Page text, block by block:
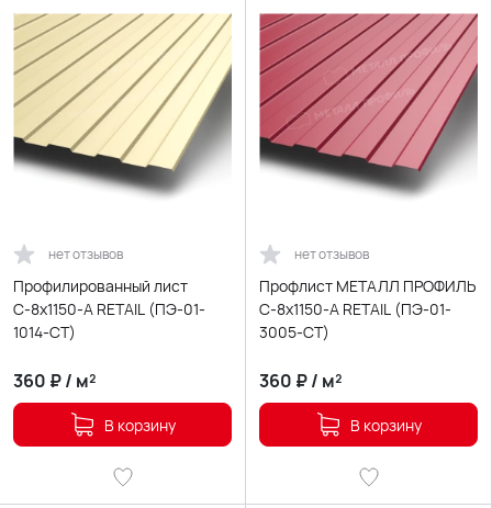
нет отзывов
Профилированный лист
С-8х1150-A RETAIL (ПЭ-01-
1014-СТ)
360 ₽/ м²
В корзину
нет отзывов
Профлист МЕТАЛЛ ПРОФИЛЬ
С-8x1150-A RETAIL (ПЭ-01-
3005-СТ)
360 ₽/ м²
В корзину